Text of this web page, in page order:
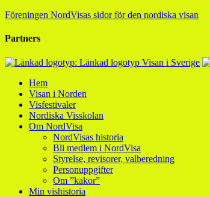
Föreningen NordVisas sidor för den nordiska visan
Partners
Hem
Visan i Norden
Visfestivaler
Nordiska Visskolan
Om NordVisa
NordVisas historia
Bli medlem i NordVisa
Styrelse, revisorer, valberedning
Personuppgifter
Om ”kakor”
Min vishistoria